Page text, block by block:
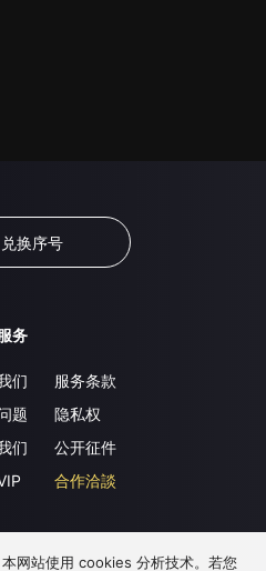
兑换序号
务
们
题
们
服务条款
隐私权
公开征件
合作洽談
网站使用 cookies 分析技术。若您